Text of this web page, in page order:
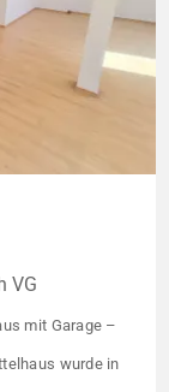
VG
mit Garage –
wurde in